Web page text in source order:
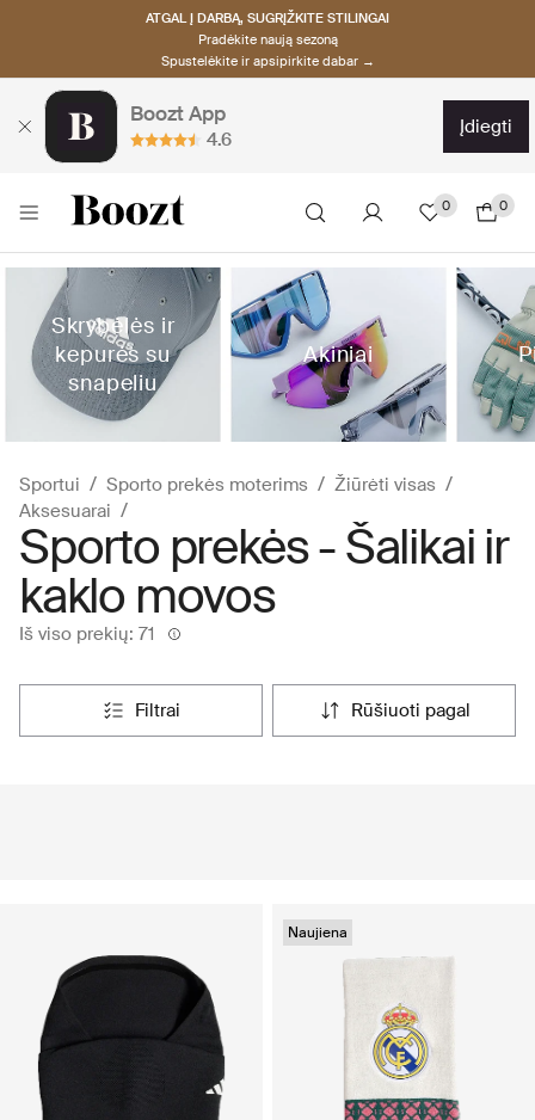
ATGAL Į DARBĄ, SUGRĮŽKITE STILINGAI
Pradėkite naują sezoną
Spustelėkite ir apsipirkite dabar →
Boozt App
4.6
įdiegti
0 0
Skrybėlės ir
kepurės su
snapeliu
Akiniai
Sportui Sporto prekės moterims
Žiūrėti visas
Aksesuarai
Sporto prekės - Šalikai ir
kaklo movos
Iš viso prekių: 71
filtrai rūšiuoti pagal
Naujiena